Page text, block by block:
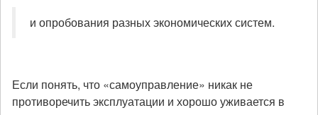
и опробования разных экономических систем.
Если понять, что «самоуправление» никак не
противоречить эксплуатации и хорошо уживается в